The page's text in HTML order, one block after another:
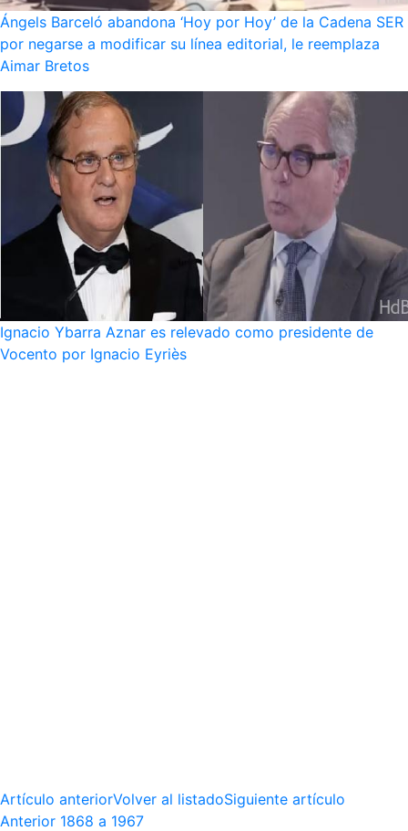
Ángels Barceló abandona ‘Hoy por Hoy’ de la Cadena SER
por negarse a modificar su línea editorial, le reemplaza
Aimar Bretos
Ignacio Ybarra Aznar es relevado como presidente de
Vocento por Ignacio Eyriès
Artículo anteriorVolver al listadoSiguiente artículo
Anterior 1868 a 1967